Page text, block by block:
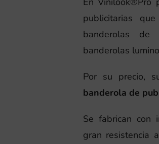
publicitarias
banderolas
banderolas
Por su precio,
banderola de
Se fabrican con
gran resistencia